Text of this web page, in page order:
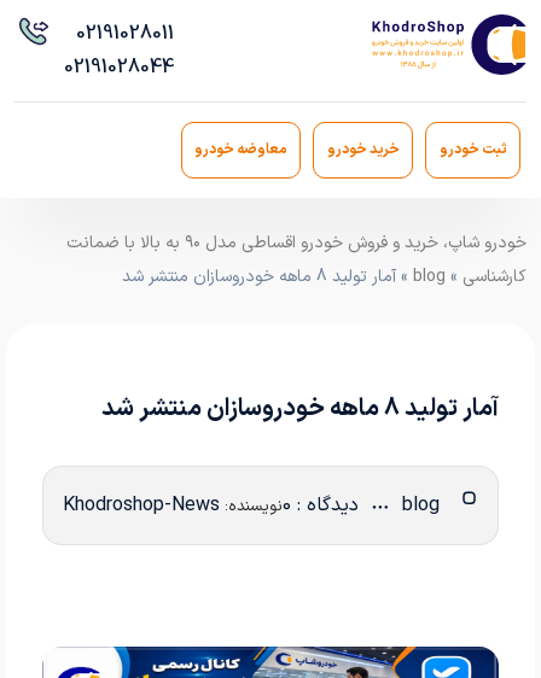
02191028011
02191028044
ثبت خودرو خرید خودرو معاوضه خودرو
خودرو شاپ، خرید و فروش خودرو اقساطی مدل ۹۰ به بالا با ضمانت
کارشناسی »
blog » آمار تولید 8 ماهه خودروسازان منتشر شد
آمار تولید 8 ماهه خودروسازان منتشر شد
دیدگاه : 0 نویسنده: Khodroshop-News